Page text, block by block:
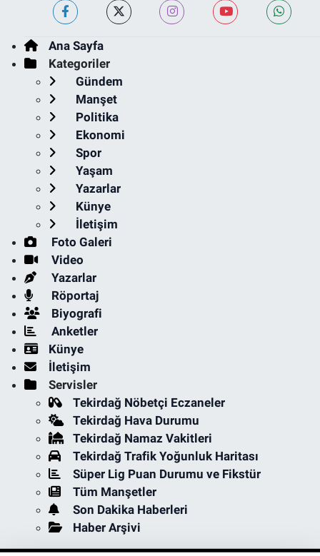
Ana Sayfa
Kategoriler
Gündem
Manşet
Politika
Ekonomi
Spor
Yaşam
Yazarlar
Künye
İletişim
Foto Galeri
Video
Yazarlar
Röportaj
Biyografi
Anketler
Künye
İletişim
Servisler
Tekirdağ Nöbetçi Eczaneler
Tekirdağ Hava Durumu
Tekirdağ Namaz Vakitleri
Tekirdağ Trafik Yoğunluk Haritası
Süper Lig Puan Durumu ve Fikstür
Tüm Manşetler
Son Dakika Haberleri
Haber Arşivi